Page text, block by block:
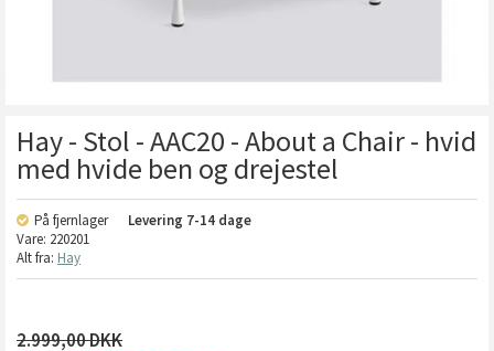
Hay - Stol - AAC20 - About a Chair - hvid
med hvide ben og drejestel
På fjernlager Levering 7-14 dage
Vare: 220201
Alt fra: Hay
2.999,00